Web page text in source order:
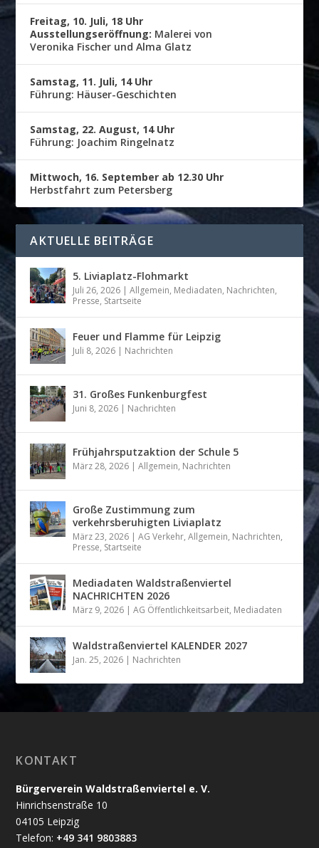
Freitag, 10. Juli, 18 Uhr
Ausstellungseröffnung: Malerei von
Veronika Fischer und Alma Glatz
Samstag, 11. Juli, 14 Uhr
Führung: Häuser-Geschichten
Samstag, 22. August, 14 Uhr
Führung: Joachim Ringelnatz
Mittwoch, 16. September ab 12.30 Uhr
Herbstfahrt zum Petersberg
AKTUELLE BEITRÄGE
5. Liviaplatz-Flohmarkt
Juli 26, 2026 |Allgemein, Mediadaten, Nachrichten,
Presse, Startseite
Feuer und Flamme für Leipzig
Juli 8, 2026 | Nachrichten
31. Großes Funkenburgfest
Juni 8, 2026 | Nachrichten
Frühjahrsputzaktion der Schule 5
März 28, 2026 |Allgemein, Nachrichten
Große Zustimmung zum
verkehrsberuhigten Liviaplatz
März 23, 2026 |AG Verkehr,Allgemein, Nachrichten,
Presse, Startseite
Mediadaten Waldstraßenviertel
NACHRICHTEN 2026
März 9, 2026 |AG Öffentlichkeitsarbeit, Mediadaten
Waldstraßenviertel KALENDER 2027
Jan. 25, 2026 | Nachrichten
KONTAKT
Bürgerverein Waldstraßenviertel e. V.
Hinrichsenstraße 10
04105 Leipzig
Telefon: +49 341 9803883